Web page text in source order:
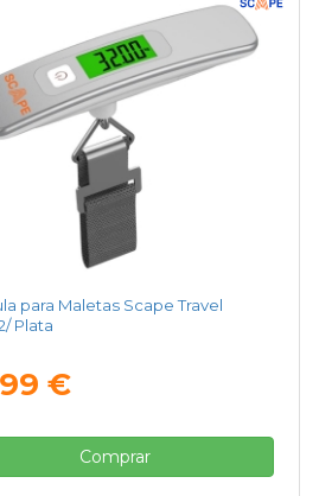
para Maletas Scape Travel
Plata
€
Comprar